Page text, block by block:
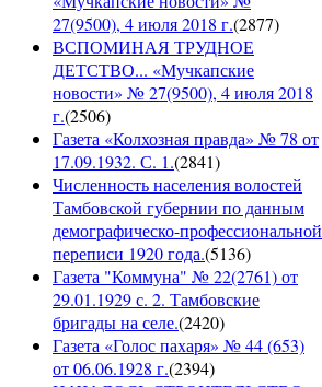
27(9500), 4 июля 2018 г.(2877)
ВСПОМИНАЯ ТРУДНОЕ
ДЕТСТВО... «Мучкапские
новости» № 27(9500), 4 июля 2018
г.(2506)
Газета «Колхозная правда» № 78 от
17.09.1932. С. 1.(2841)
Численность населения волостей
Тамбовской губернии по данным
демографическо-профессиональной
переписи 1920 года.(5136)
Газета "Коммуна" № 22(2761) от
29.01.1929 с. 2. Тамбовские
бригады на селе.(2420)
Газета «Голос пахаря» № 44 (653)
от 06.06.1928 г.(2394)